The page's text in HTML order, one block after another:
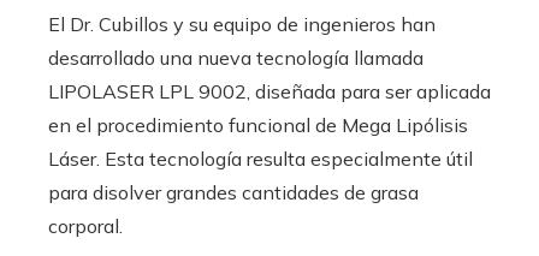
El Dr. Cubillos y su equipo de ingenieros han
desarrollado una nueva tecnología llamada
LIPOLASER LPL 9002, diseñada para ser aplicada
en el procedimiento funcional de Mega Lipólisis
Láser. Esta tecnología resulta especialmente útil
para disolver grandes cantidades de grasa
corporal.